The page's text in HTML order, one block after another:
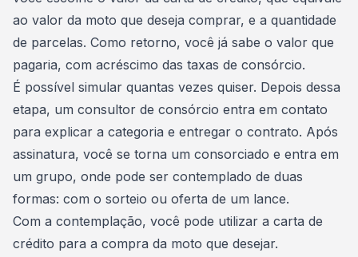
ao valor da moto que deseja comprar, e a quantidade
de parcelas. Como retorno, você já sabe o valor que
pagaria, com acréscimo das taxas de consórcio.
É possível simular quantas vezes quiser. Depois dessa
etapa, um consultor de consórcio entra em contato
para explicar a categoria e entregar o contrato. Após
assinatura, você se torna um consorciado e entra em
um grupo, onde pode ser contemplado de duas
formas: com o sorteio ou oferta de um lance.
Com a contemplação, você pode utilizar a carta de
crédito para a compra da moto que desejar.